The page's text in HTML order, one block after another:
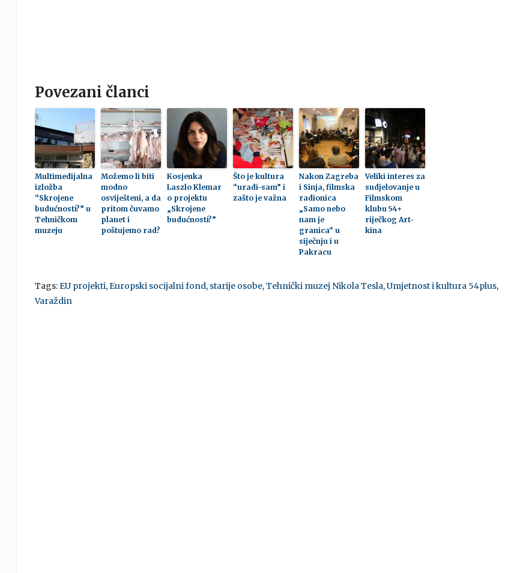
Povezani članci
Multimedijalna
izložba
“Skrojene
budućnosti?” u
Tehničkom
muzeju
Možemo li biti
modno
osviješteni, a da
pritom čuvamo
planet i
poštujemo rad?
Kosjenka
Laszlo Klemar
o projektu
„Skrojene
budućnosti?”
Što je kultura
“uradi-sam” i
zašto je važna
Nakon Zagreba
i Sinja, filmska
radionica
„Samo nebo
nam je
granica“ u
siječnju i u
Pakracu
Veliki interes za
sudjelovanje u
Filmskom
klubu 54+
riječkog Art-
kina
Tags:EU projekti,Europski socijalni fond, starije osobe,Tehnički muzej Nikola Tesla,Umjetnost i kultura 54plus,
Varaždin